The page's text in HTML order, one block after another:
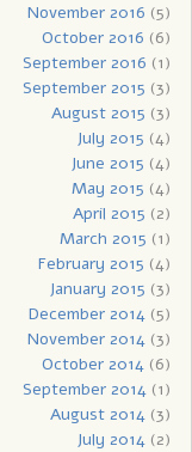
November 2016 (5)
October 2016 (6)
September 2016 (1)
September 2015 (3)
August 2015 (3)
July 2015 (4)
June 2015 (4)
May 2015 (4)
April 2015 (2)
March 2015 (1)
February 2015 (4)
January 2015 (3)
December 2014(5)
November 2014(3)
October 2014(6)
September 2014(1)
August 2014(3)
July 2014(2)